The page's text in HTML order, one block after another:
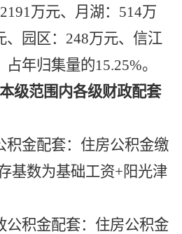
万元、月湖：514万
、园区：248万元、信江
年归集量的15.25%。
级范围内各级财政配套
积金配套：住房公积金缴
基数为基础工资+阳光津
公积金配套：住房公积金